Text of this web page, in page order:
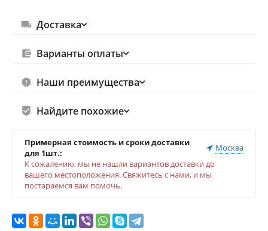
Доставка
Варианты оплаты
Наши преимущества
Найдите похожие
Примерная стоимость и сроки доставки
для 1шт.:
Москва
К сожалению, мы не нашли вариантов доставки до
вашего местоположения. Свяжитесь с нами, и мы
постараемся вам помочь.